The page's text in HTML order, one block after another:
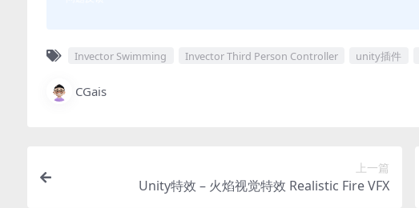
Invector Swimming Invector Third Person Controller unity插件
CGais
上一篇
Unity特效 – 火焰视觉特效 Realistic Fire VFX